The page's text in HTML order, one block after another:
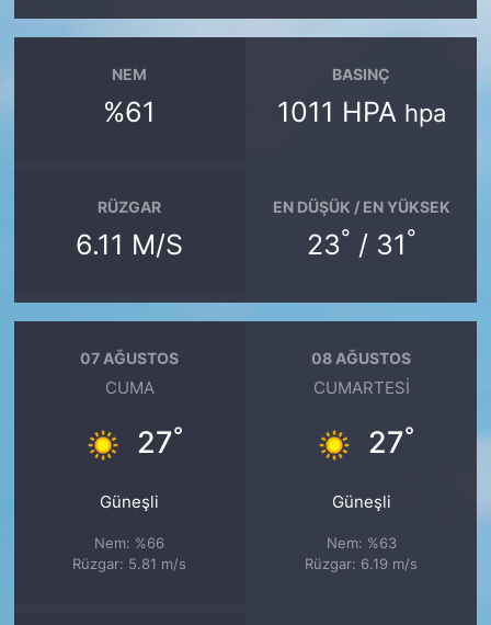
NEM
%61
BASINÇ
1011 HPA hpa
RÜZGAR
6.11 M/S
EN DÜŞÜK / EN YÜKSEK
23° / 31°
07 AĞUSTOS
CUMA
27°
Güneşli
Nem: %66
Rüzgar: 5.81 m/s
08 AĞUSTOS
CUMARTESI
27°
Güneşli
Nem: %63
Rüzgar: 6.19 m/s